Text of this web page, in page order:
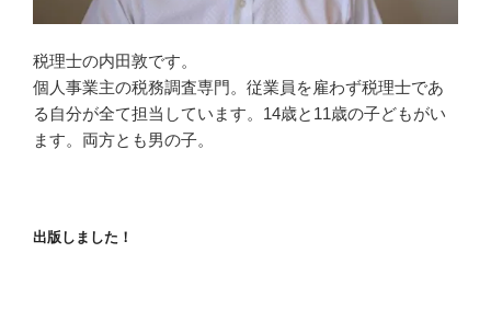
税理士の内田敦です。
個人事業主の税務調査専門。従業員を雇わず税理士であ
る自分が全て担当しています。14歳と11歳の子どもがい
ます。両方とも男の子。
出版しました！